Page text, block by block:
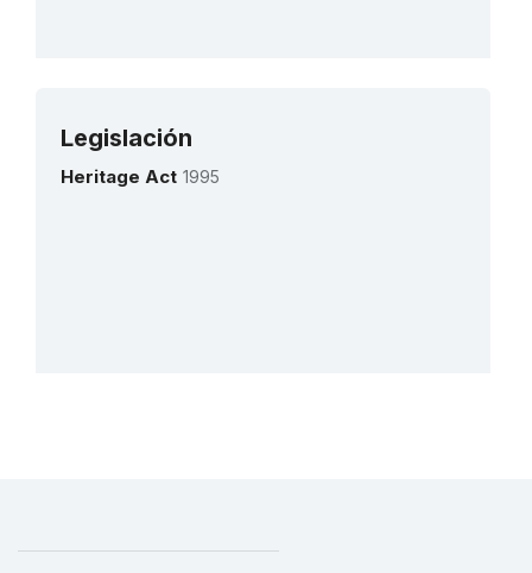
Más detalles
Legislación
Heritage Act 1995